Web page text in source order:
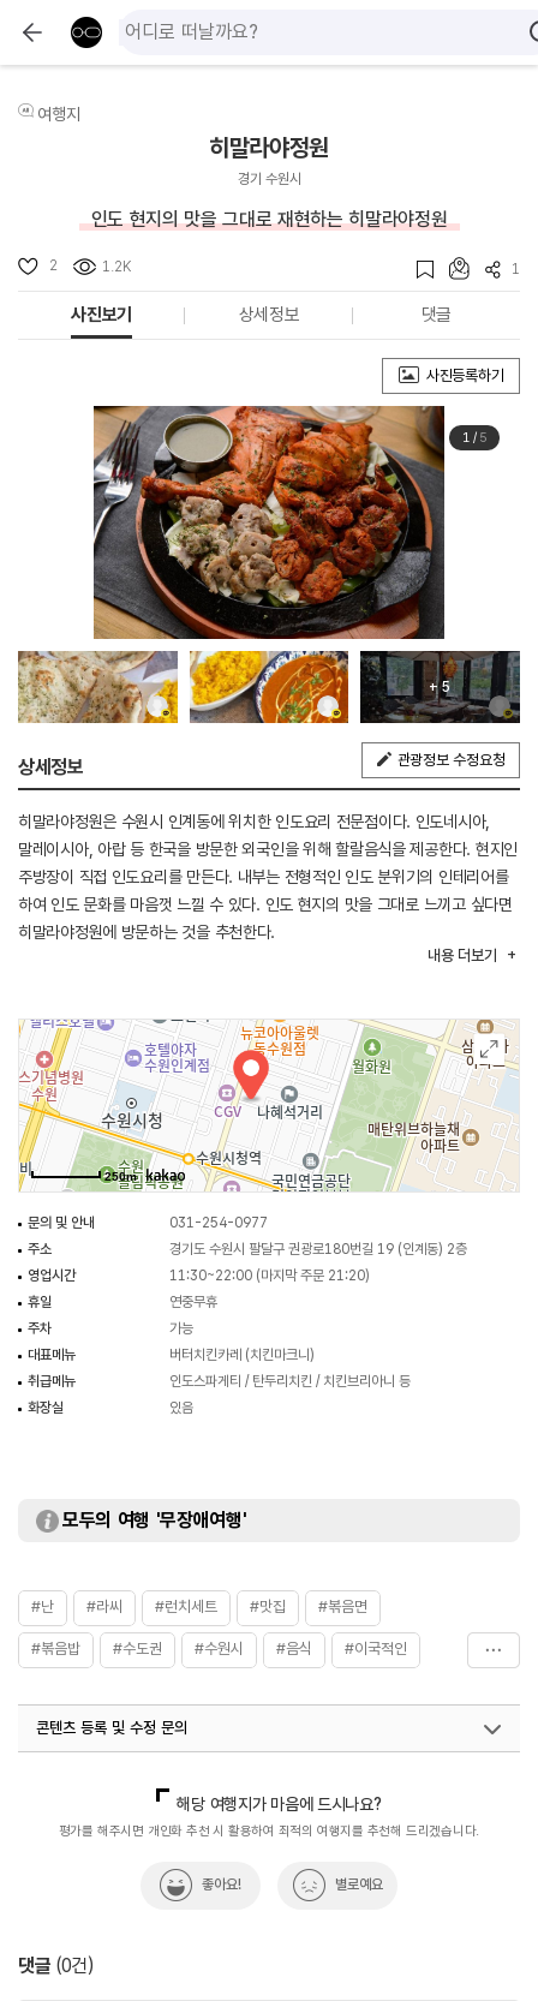
여행지
히말라야정원
경기 수원시
인도 현지의 맛을 그대로 재현하는 히말라야정원
2 1.2K 1
사진보기 상세정보 댓글
사진등록하기
1/ 5
+ 5
상세정보 관광정보 수정요청
히말라야정원은 수원시 인계동에 위치한 인도요리 전문점이다. 인도네시아,
말레이시아, 아랍 등 한국을 방문한 외국인을 위해 할랄음식을 제공한다. 현지인
주방장이 직접 인도요리를 만든다. 내부는 전형적인 인도 분위기의 인테리어를
하여 인도 문화를 마음껏 느낄 수 있다. 인도 현지의 맛을 그대로 느끼고 싶다면
히말라야정원에 방문하는 것을 추천한다.
내용 더보기
250m
문의 및 안내
031-254-0977
주소
경기도 수원시 팔달구 권광로180번길 19 (인계동) 2층
영업시간
11:30~22:00 (마지막 주문 21:20)
휴일
연중무휴
주차
가능
대표메뉴
버터치킨카레 (치킨마크니)
취급메뉴
인도스파게티 / 탄두리치킨 / 치킨브리아니 등
화장실
있음
모두의 여행 '무장애여행'
#난 #라씨 #런치세트 #맛집 #볶음면
#볶음밥 #수도권 #수원시 #음식 #이국적인
#탄두리치킨 #히말라야정원
콘텐츠 등록 및 수정 문의
해당 여행지가 마음에 드시나요?
평가를 해주시면 개인화 추천 시 활용하여 최적의 여행지를 추천해 드리겠습니다.
좋아요! 별로예요
댓글 (0건)